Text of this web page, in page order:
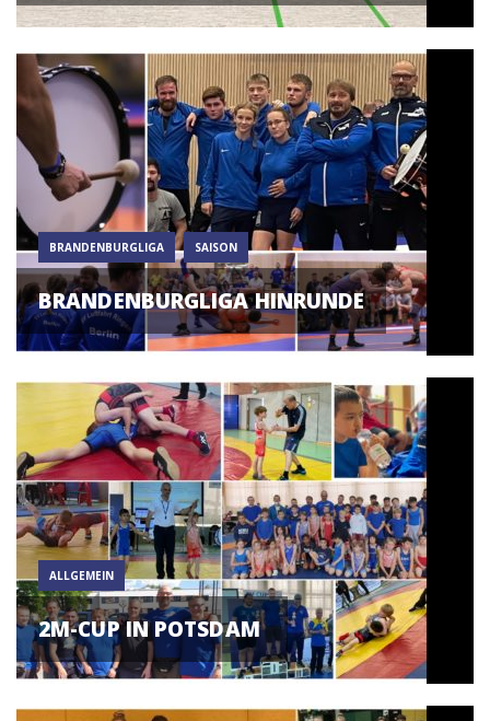
BRANDENBURGLIGA SAISON
BRANDENBURGLIGA HINRUNDE
ALLGEMEIN
2M-CUP IN POTSDAM